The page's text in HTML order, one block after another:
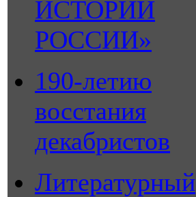
ИСТОРИИ
РОССИИ»
190-летию
восстания
декабристов
Литературный